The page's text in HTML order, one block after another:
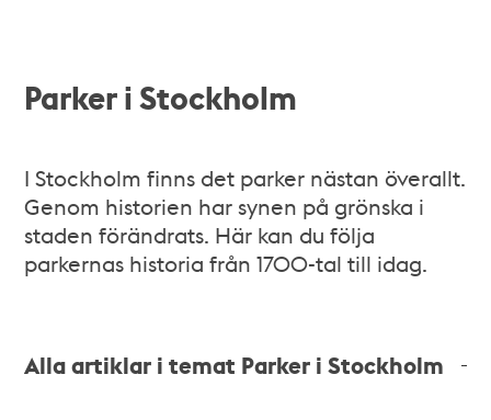
Parker i Stockholm
I Stockholm finns det parker nästan överallt.
Genom historien har synen på grönska i
staden förändrats. Här kan du följa
parkernas historia från 1700-tal till idag.
Alla artiklar i temat Parker i Stockholm